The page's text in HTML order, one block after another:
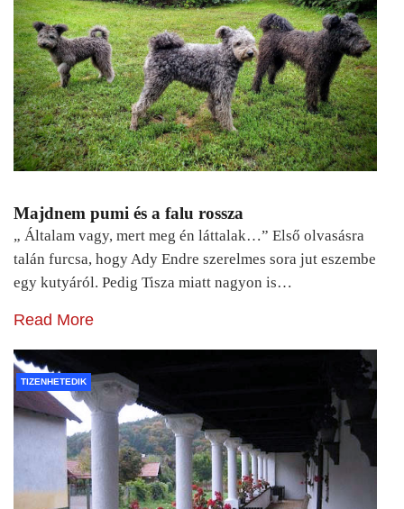
Majdnem pumi és a falu rossza
„ Általam vagy, mert meg én láttalak…” Első olvasásra
talán furcsa, hogy Ady Endre szerelmes sora jut eszembe
egy kutyáról. Pedig Tisza miatt nagyon is…
Read More
TIZENHETEDIK